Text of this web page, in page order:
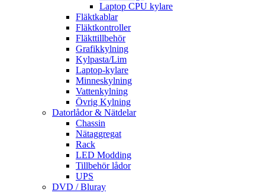
Laptop CPU kylare
Fläktkablar
Fläktkontroller
Fläkttillbehör
Grafikkylning
Kylpasta/Lim
Laptop-kylare
Minneskylning
Vattenkylning
Övrig Kylning
Datorlådor & Nätdelar
Chassin
Nätaggregat
Rack
LED Modding
Tillbehör lådor
UPS
DVD / Bluray